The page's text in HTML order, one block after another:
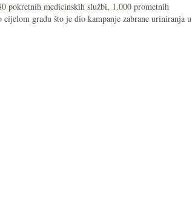
pokretnih medicinskih službi, 1.000 prometnih
gradu što je dio kampanje zabrane uriniranja u